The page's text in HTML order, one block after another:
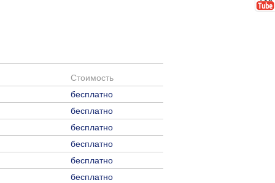
Стоимость
бесплатно
бесплатно
бесплатно
бесплатно
бесплатно
бесплатно